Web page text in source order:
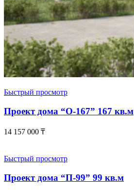
Быстрый просмотр
Проект дома “О-167” 167 кв.м
14 157 000 ₸
Быстрый просмотр
Проект дома “П-99” 99 кв.м